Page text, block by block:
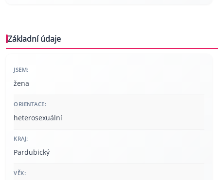
Základní údaje
JSEM:
žena
ORIENTACE:
heterosexuální
KRAJ:
Pardubický
VĚK: